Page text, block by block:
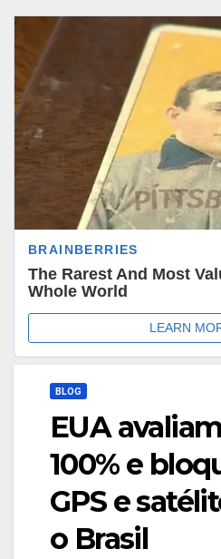
BLOG
EUA
100% e
GPS e
o Brasil